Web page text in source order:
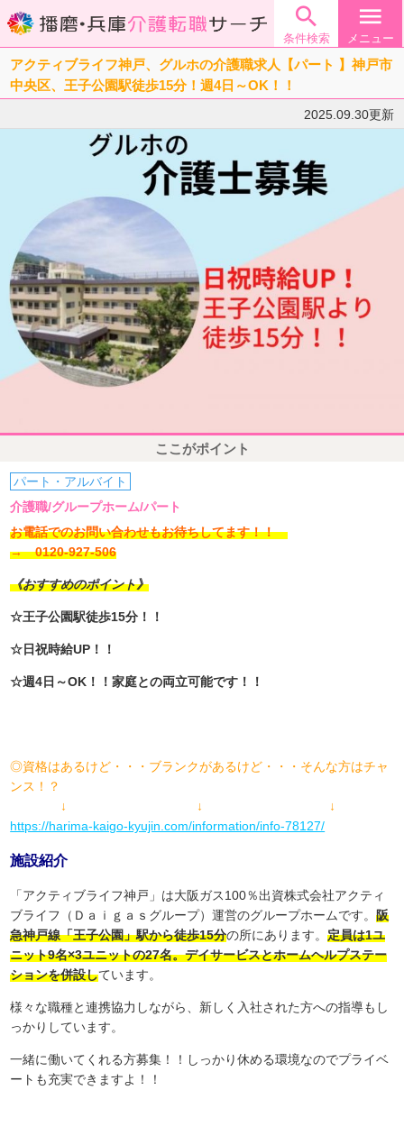

条件検索
menu
メニュー
アクティブライフ神戸、グルホの介護職求人【パート 】神戸市
中央区、王子公園駅徒歩15分！週4日～OK！！
2025.09.30更新
ここがポイント
パート・アルバイト
介護職/グループホーム/パート
お電話でのお問い合わせもお待ちしてます！！
→ 0120-927-506
《おすすめのポイント》
☆王子公園駅徒歩15分！！
☆日祝時給UP！！
☆週4日～OK！！家庭との両立可能です！！
◎資格はあるけど・・・ブランクがあるけど・・・そんな方はチャ
ンス！？
↓ ↓ ↓
https://harima-kaigo-kyujin.com/information/info-78127/
施設紹介
「アクティブライフ神戸」は大阪ガス100％出資株式会社アクティ
ブライフ（Ｄａｉｇａｓグループ）運営のグループホームです。阪
急神戸線「王子公園」駅から徒歩15分の所にあります。定員は1ユ
ニット9名×3ユニットの27名。デイサービスとホームヘルプステー
ションを併設しています。
様々な職種と連携協力しながら、新しく入社された方への指導もし
っかりしています。
一緒に働いてくれる方募集！！しっかり休める環境なのでプライベ
ートも充実できますよ！！